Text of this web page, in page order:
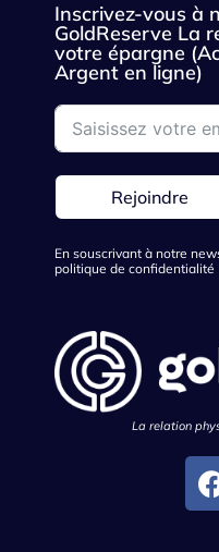
Inscrivez-vous à
GoldReserve La
votre épargne
Argent en ligne)
Rejoindre
En souscrivant à notre
politique de confidentialité
La relation